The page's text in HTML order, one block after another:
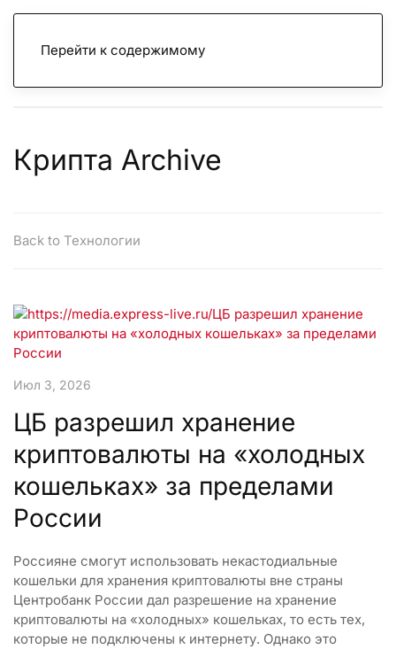
Перейти к содержимому
Крипта Archive
Back to Технологии
Июл 3, 2026
ЦБ разрешил хранение
криптовалюты на «холодных
кошельках» за пределами
России
Россияне смогут использовать некастодиальные
кошельки для хранения криптовалюты вне страны
Центробанк России дал разрешение на хранение
криптовалюты на «холодных» кошельках, то есть тех,
которые не подключены к интернету. Однако это